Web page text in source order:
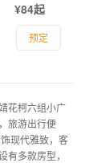
¥84起
预定
花柯六组小广
旅游出行便
现代雅致，客
有多款房型，